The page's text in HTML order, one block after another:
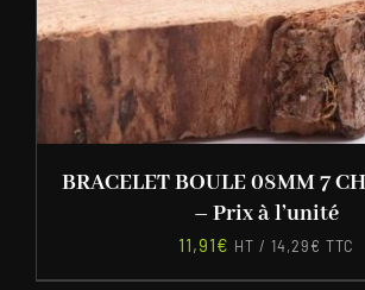
BRACELET BOULE 08MM 7
– Prix à l’unité
11,91€ HT / 14,29€ TTC